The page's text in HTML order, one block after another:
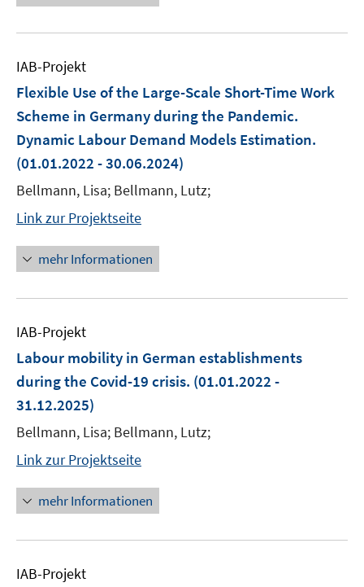
IAB-Projekt
Flexible Use of the Large-Scale Short-Time Work
Scheme in Germany during the Pandemic.
Dynamic Labour Demand Models Estimation.
(01.01.2022 - 30.06.2024)
Bellmann, Lisa; Bellmann, Lutz;
Link zur Projektseite
mehr Informationen
IAB-Projekt
Labour mobility in German establishments
during the Covid-19 crisis. (01.01.2022 -
31.12.2025)
Bellmann, Lisa; Bellmann, Lutz;
Link zur Projektseite
mehr Informationen
IAB-Projekt